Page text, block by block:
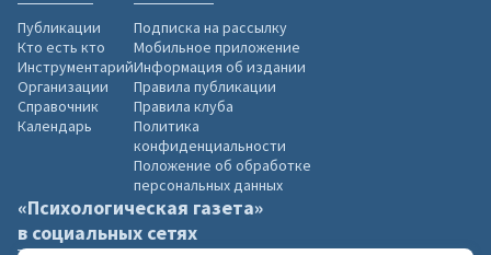
Публикации
Кто есть кто
Инструментарий
Организации
Справочник
Календарь
Подписка на рассылку
Мобильное приложение
Информация об издании
Правила публикации
Правила клуба
Политика
конфиденциальности
Положение об обработке
персональных данных
«Психологическая газета»
в социальных сетях